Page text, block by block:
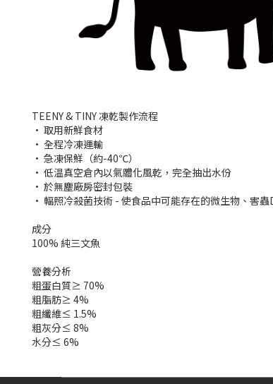
TEENY & TINY 凍乾製作流程
• 取用新鮮食材
• 全程冷凍運輸
• 急凍保鮮（約-40℃）
• 低温真空倉內以氣體化風乾，完全抽出水份
• 於無塵廠房密封包裝
• 輻照冷殺菌技術 - 使食品中可能存在的微生物、害
成分
100% 純三文魚
營養分析
粗蛋白質≥ 70%
粗脂肪≥ 4%
粗纖維≤ 1.5%
粗灰分≤ 8%
水分≤ 6%